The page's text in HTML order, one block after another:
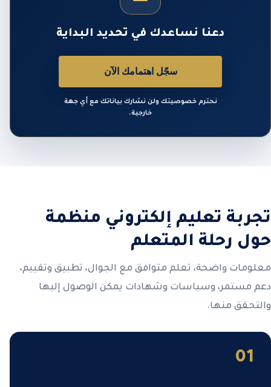
دعنا نساعدك في تحديد البداية
سجّل اهتمامك الآن
نحترم خصوصيتك ولن نشارك بياناتك مع أي جهة
خارجية.
تجربة تعليم إلكتروني منظمة
حول رحلة المتعلم
معلومات واضحة، تعلم متوافق مع الجوال، تطبيق وتقييم،
دعم مستمر، وسياسات وشهادات يمكن الوصول إليها
والتحقق منها.
01